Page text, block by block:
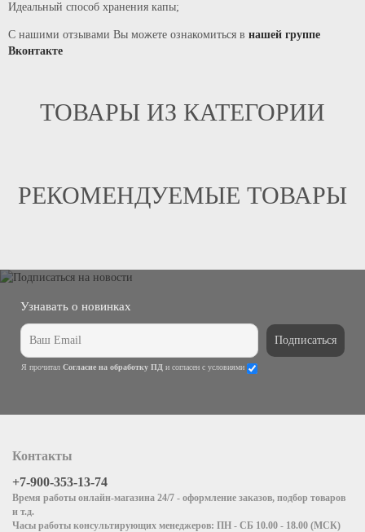
Идеальный способ хранения капы;
С нашими отзывами Вы можете ознакомиться в нашей группе
Вконтакте
ТОВАРЫ ИЗ КАТЕГОРИИ
РЕКОМЕНДУЕМЫЕ ТОВАРЫ
Узнавать о новинках
Подписаться
Я прочитал Согласие на обработку ПД и согласен с условиями
Контакты
+7-900-353-13-74
Время работы онлайн-магазина 24/7 - оформление заказов, подбор товаров
и т.д.
Часы работы консультирующих менеджеров: ПН - СБ 10.00 - 18.00 (МСК)